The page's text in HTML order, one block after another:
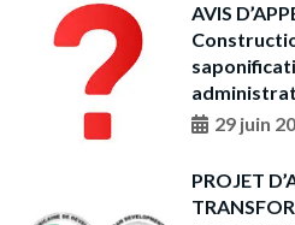
AVIS
29 juin
PROJET